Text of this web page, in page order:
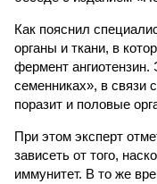
Как пояснил
органы и ткани, в
фермент ангиотензин.
семенниках», в связи
поразит и половые
При этом эксперт
зависеть от того,
иммунитет. В то же